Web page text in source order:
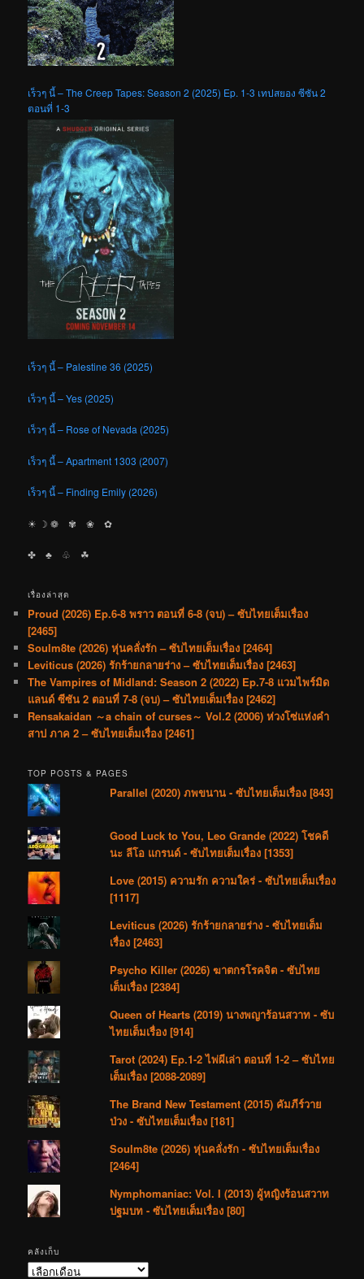
เร็วๆ นี้ – The Creep Tapes: Season 2 (2025) Ep. 1-3 เทปสยอง ซีซัน 2
ตอนที่ 1-3
เร็วๆ นี้ – Palestine 36 (2025)
เร็วๆ นี้ – Yes (2025)
เร็วๆ นี้ – Rose of Nevada (2025)
เร็วๆ นี้ – Apartment 1303 (2007)
เร็วๆ นี้ – Finding Emily (2026)
☀︎ ☽ ❁ ✾ ❀ ✿
✤ ♣︎ ♧ ☘︎
เรื่องล่าสุด
Proud (2026) Ep.6-8 พราว ตอนที่ 6-8 (จบ) – ซับไทยเต็มเรื่อง
[2465]
Soulm8te (2026) หุ่นคลั่งรัก – ซับไทยเต็มเรื่อง [2464]
Leviticus (2026) รักร้ายกลายร่าง – ซับไทยเต็มเรื่อง [2463]
The Vampires of Midland: Season 2 (2022) Ep.7-8 แวมไพร์มิด
แลนด์ ซีซัน 2 ตอนที่ 7-8 (จบ) – ซับไทยเต็มเรื่อง [2462]
Rensakaidan ～a chain of curses～ Vol.2 (2006) ห่วงโซ่แห่งคำ
สาป ภาค 2 – ซับไทยเต็มเรื่อง [2461]
TOP POSTS & PAGES
Parallel (2020) ภพขนาน - ซับไทยเต็มเรื่อง [843]
Good Luck to You, Leo Grande (2022) โชคดี
นะ ลีโอ แกรนด์ - ซับไทยเต็มเรื่อง [1353]
Love (2015) ความรัก ความใคร่ - ซับไทยเต็มเรื่อง
[1117]
Leviticus (2026) รักร้ายกลายร่าง - ซับไทยเต็ม
เรื่อง [2463]
Psycho Killer (2026) ฆาตกรโรคจิต - ซับไทย
เต็มเรื่อง [2384]
Queen of Hearts (2019) นางพญาร้อนสวาท - ซับ
ไทยเต็มเรื่อง [914]
Tarot (2024) Ep.1-2 ไพ่ผีเล่า ตอนที่ 1-2 – ซับไทย
เต็มเรื่อง [2088-2089]
The Brand New Testament (2015) คัมภีร์วาย
ป่วง - ซับไทยเต็มเรื่อง [181]
Soulm8te (2026) หุ่นคลั่งรัก - ซับไทยเต็มเรื่อง
[2464]
Nymphomaniac: Vol. I (2013) ผู้หญิงร้อนสวาท
ปฐมบท - ซับไทยเต็มเรื่อง [80]
คลังเก็บ
คลัง